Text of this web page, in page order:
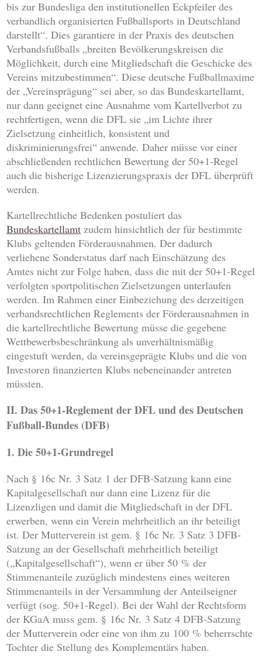
bis zur Bundesliga den institutionellen Eckpfeiler des
verbandlich organisierten Fußballsports in Deutschland
darstellt“. Dies garantiere in der Praxis des deutschen
Verbandsfußballs „breiten Bevölkerungskreisen die
Möglichkeit, durch eine Mitgliedschaft die Geschicke des
Vereins mitzubestimmen“. Diese deutsche Fußballmaxime
der „Vereinsprägung“ sei aber, so das Bundeskartellamt,
nur dann geeignet eine Ausnahme vom Kartellverbot zu
rechtfertigen, wenn die DFL sie „im Lichte ihrer
Zielsetzung einheitlich, konsistent und
diskriminierungsfrei“ anwende. Daher müsse vor einer
abschließenden rechtlichen Bewertung der 50+1-Regel
auch die bisherige Lizenzierungspraxis der DFL überprüft
werden.
Kartellrechtliche Bedenken postuliert das
Bundeskartellamt zudem hinsichtlich der für bestimmte
Klubs geltenden Förderausnahmen. Der dadurch
verliehene Sonderstatus darf nach Einschätzung des
Amtes nicht zur Folge haben, dass die mit der 50+1-Regel
verfolgten sportpolitischen Zielsetzungen unterlaufen
werden. Im Rahmen einer Einbeziehung des derzeitigen
verbandsrechtlichen Reglements der Förderausnahmen in
die kartellrechtliche Bewertung müsse die gegebene
Wettbewerbsbeschränkung als unverhältnismäßig
eingestuft werden, da vereinsgeprägte Klubs und die von
Investoren finanzierten Klubs nebeneinander antreten
müssten.
II. Das 50+1-Reglement der DFL und des Deutschen
Fußball-Bundes (DFB)
1. Die 50+1-Grundregel
Nach § 16c Nr. 3 Satz 1 der DFB-Satzung kann eine
Kapitalgesellschaft nur dann eine Lizenz für die
Lizenzligen und damit die Mitgliedschaft in der DFL
erwerben, wenn ein Verein mehrheitlich an ihr beteiligt
ist. Der Mutterverein ist gem. § 16c Nr. 3 Satz 3 DFB-
Satzung an der Gesellschaft mehrheitlich beteiligt
(„Kapitalgesellschaft“), wenn er über 50 % der
Stimmenanteile zuzüglich mindestens eines weiteren
Stimmenanteils in der Versammlung der Anteilseigner
verfügt (sog. 50+1-Regel). Bei der Wahl der Rechtsform
der KGaA muss gem. § 16c Nr. 3 Satz 4 DFB-Satzung
der Mutterverein oder eine von ihm zu 100 % beherrschte
Tochter die Stellung des Komplementärs haben.